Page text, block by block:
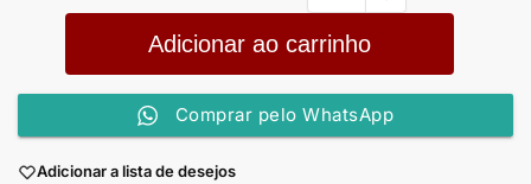
Adicionar ao carrinho
Comprar pelo WhatsApp
Adicionar a lista de desejos